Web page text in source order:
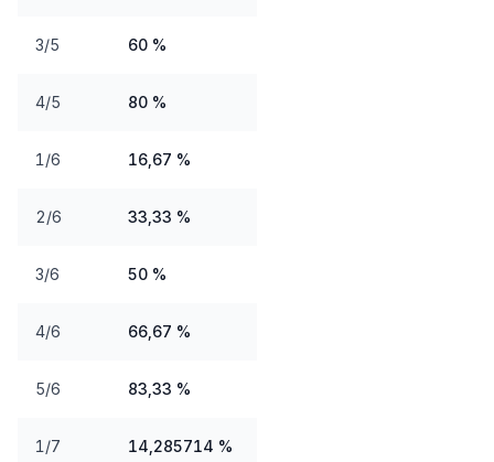
3/5 60 %
4/5 80 %
1/6 16,67 %
2/6 33,33 %
3/6 50 %
4/6 66,67 %
5/6 83,33 %
1/7 14,285714 %